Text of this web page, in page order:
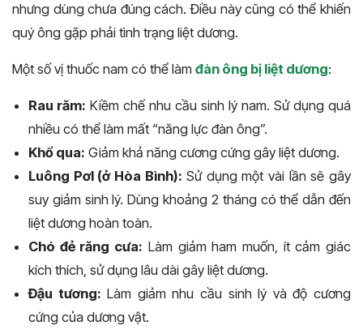
nhưng dùng chưa đúng cách. Điều này cũng có thể khiến
quý ông gặp phải tình trạng liệt dương.
Một số vị thuốc nam có thể làm đàn ông bị liệt dương:
Rau răm: Kiềm chế nhu cầu sinh lý nam. Sử dụng quá
nhiều có thể làm mất “năng lực đàn ông”.
Khổ qua: Giảm khả năng cương cứng gây liệt dương.
Luông Pơl (ở Hòa Bình): Sử dụng một vài lần sẽ gây
suy giảm sinh lý. Dùng khoảng 2 tháng có thể dẫn đến
liệt dương hoàn toàn.
Chó đẻ răng cưa: Làm giảm ham muốn, ít cảm giác
kích thích, sử dụng lâu dài gây liệt dương.
Đậu tương: Làm giảm nhu cầu sinh lý và độ cương
cứng của dương vật.